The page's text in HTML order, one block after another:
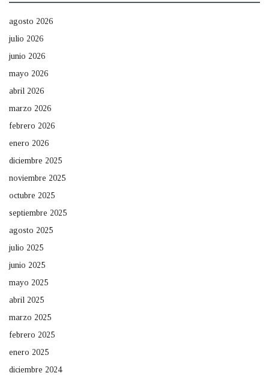
agosto 2026
julio 2026
junio 2026
mayo 2026
abril 2026
marzo 2026
febrero 2026
enero 2026
diciembre 2025
noviembre 2025
octubre 2025
septiembre 2025
agosto 2025
julio 2025
junio 2025
mayo 2025
abril 2025
marzo 2025
febrero 2025
enero 2025
diciembre 2024